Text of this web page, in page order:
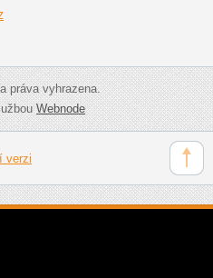
práva vyhrazena.
Webnode
verzi